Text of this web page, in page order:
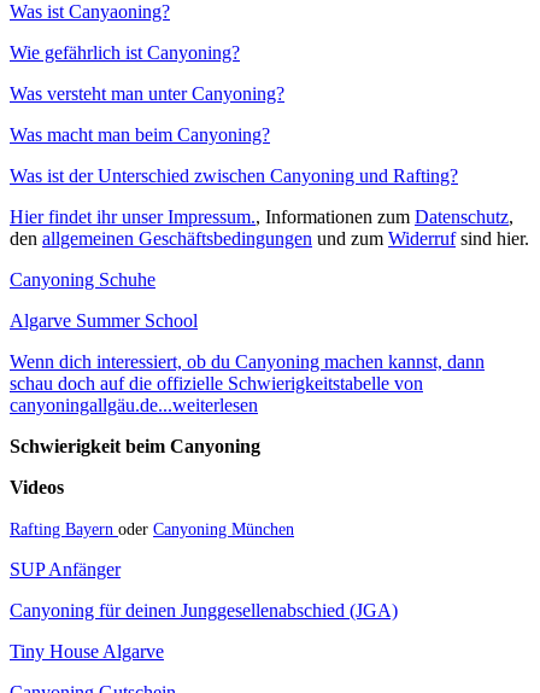
Was ist Canyaoning?
Wie gefährlich ist Canyoning?
Was versteht man unter Canyoning?
Was macht man beim Canyoning?
Was ist der Unterschied zwischen Canyoning und Rafting?
Hier findet ihr unser Impressum., Informationen zum Datenschutz,
den allgemeinen Geschäftsbedingungen und zum Widerrufsind hier.
Canyoning Schuhe
Algarve Summer School
Wenn dich interessiert, ob du Canyoning machen kannst, dann
schau doch auf die offizielle Schwierigkeitstabelle von
canyoningallgäu.de...weiterlesen
Schwierigkeit beim Canyoning
Videos
Rafting Bayern oder Canyoning München
SUP Anfänger
Canyoning für deinen Junggesellenabschied (JGA)
Tiny House Algarve